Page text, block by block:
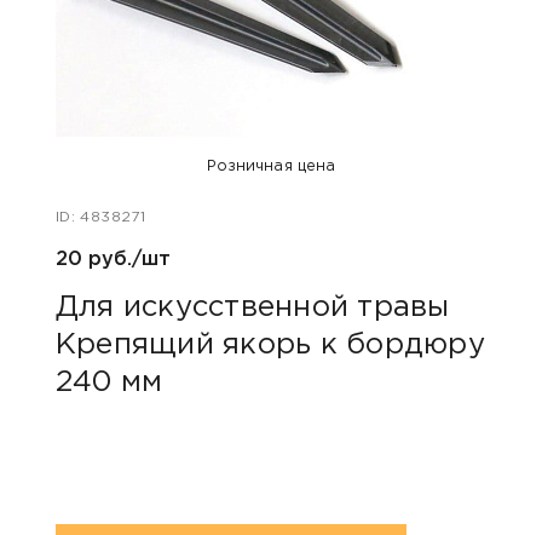
Розничная цена
ID: 4838271
20 руб./шт
Для искусственной травы
Крепящий якорь к бордюру
240 мм